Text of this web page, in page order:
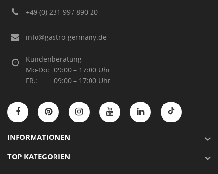
+49 (0) 231 997 890 20
info@gastro-germany.de
Kundenberatung
Mo-Do: 09:00 – 17:00 Uhr
FR.:
09:00 – 17:00 Uhr
INFORMATIONEN
TOP KATEGORIEN